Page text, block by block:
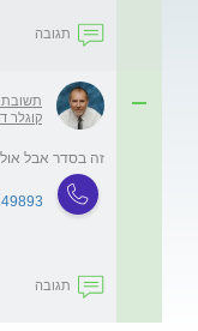
תגובה
קוגלר
זה בסדר אבל
תגובה